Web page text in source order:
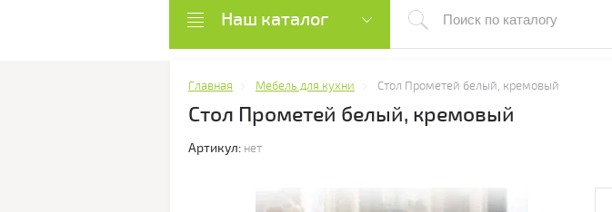
Наш каталог
Главная Мебель для кухни Стол Прометей белый, кремовый
Стол Прометей белый, кремовый
Артикул: нет